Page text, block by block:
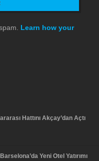
Learn how your
Hattını Akçay’dan Açtı
Yeni Otel Yatırımı